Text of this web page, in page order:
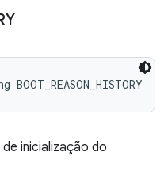
inicialização do